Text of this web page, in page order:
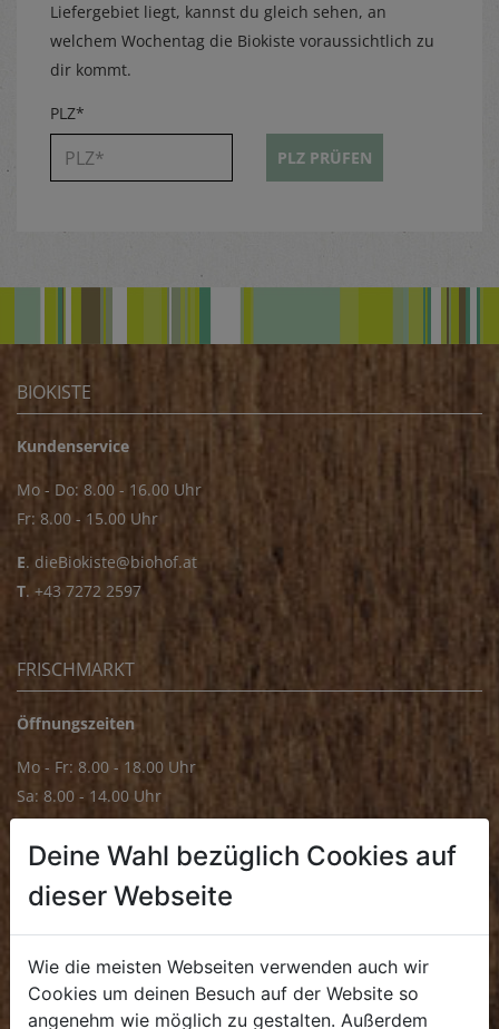
Liefergebiet liegt, kannst du gleich sehen, an
welchem Wochentag die Biokiste voraussichtlich zu
dir kommt.
PLZ*
PLZ PRÜFEN
BIOKISTE
Kundenservice
Mo - Do: 8.00 - 16.00 Uhr
Fr: 8.00 - 15.00 Uhr
E. dieBiokiste@biohof.at
T. +43 7272 2597
FRISCHMARKT
Öffnungszeiten
Mo - Fr: 8.00 - 18.00 Uhr
Sa: 8.00 - 14.00 Uhr
Mo - Fr: 8.00 - 16.00 Uhr
. +43 7272 4859 70
Deine Wahl bezüglich Cookies auf
dieser Webseite
Wie die meisten Webseiten verwenden auch wir
Cookies um deinen Besuch auf der Website so
angenehm wie möglich zu gestalten. Außerdem